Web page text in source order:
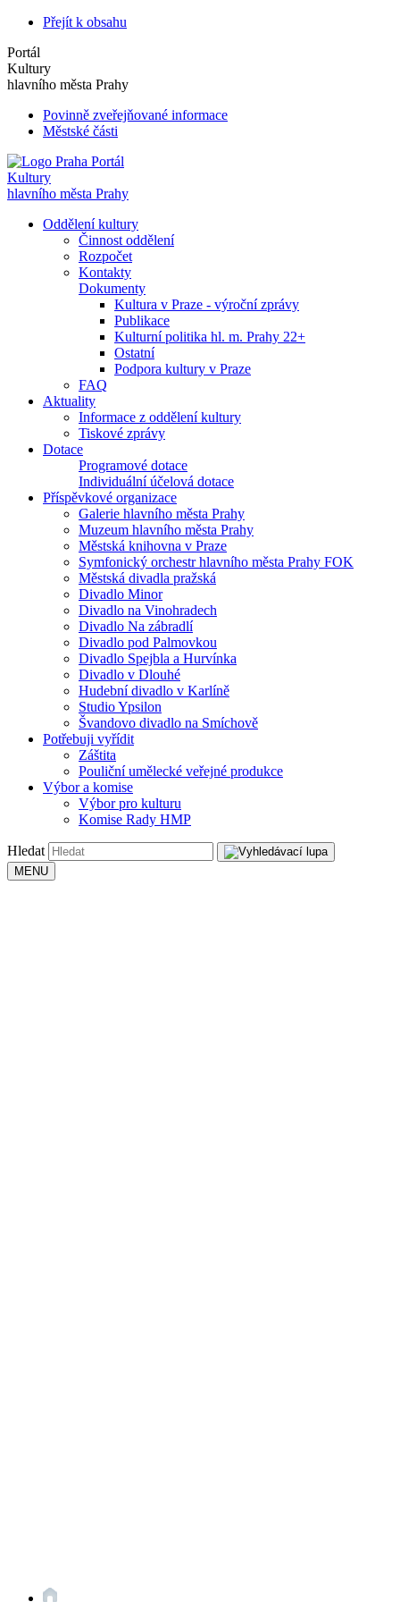
Přejít k obsahu
Portál
Kultury
hlavního města Prahy
Povinně zveřejňované informace
Městské části
Portál
Kultury
hlavního města Prahy
Oddělení kultury
Činnost oddělení
Rozpočet
Kontakty
Dokumenty
Kultura v Praze - výroční zprávy
Publikace
Kulturní politika hl. m. Prahy 22+
Ostatní
Podpora kultury v Praze
FAQ
Aktuality
Informace z oddělení kultury
Tiskové zprávy
Dotace
Programové dotace
Individuální účelová dotace
Příspěvkové organizace
Galerie hlavního města Prahy
Muzeum hlavního města Prahy
Městská knihovna v Praze
Symfonický orchestr hlavního města Prahy FOK
Městská divadla pražská
Divadlo Minor
Divadlo na Vinohradech
Divadlo Na zábradlí
Divadlo pod Palmovkou
Divadlo Spejbla a Hurvínka
Divadlo v Dlouhé
Hudební divadlo v Karlíně
Studio Ypsilon
Švandovo divadlo na Smíchově
Potřebuji vyřídit
Záštita
Pouliční umělecké veřejné produkce
Výbor a komise
Výbor pro kulturu
Komise Rady HMP
Hledat
MENU